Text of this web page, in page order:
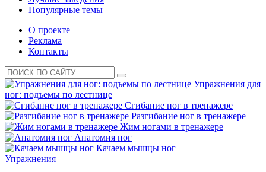
Популярные темы
О проекте
Реклама
Контакты
Упражнения для
ног: подъемы по лестнице
Сгибание ног в тренажере
Разгибание ног в тренажере
Жим ногами в тренажере
Анатомия ног
Качаем мышцы ног
Упражнения